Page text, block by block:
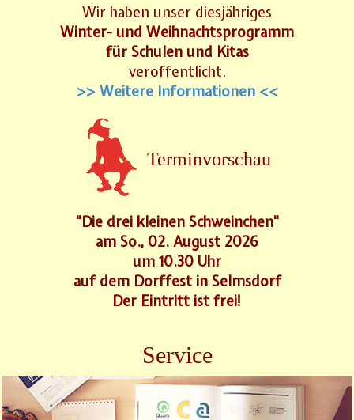
Wir haben unser diesjähriges
Winter- und Weihnachtsprogramm
für Schulen und Kitas
veröffentlicht.
>> Weitere Informationen <<
Terminvorschau
"Die drei kleinen Schweinchen"
am So., 02. August 2026
um 10.30 Uhr
auf dem Dorffest in Selmsdorf
Der Eintritt ist frei!
Service